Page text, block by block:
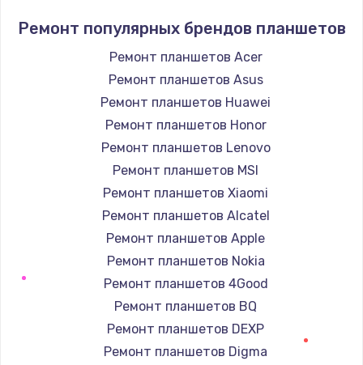
1400 руб.
Заказать
Восстановление после падения
Заказать
Пайка и ремонт платы брелка
Заказать
Программирование АТС
Заказать
Ремонт популярных брендов планшетов
Ремонт планшетов Acer
Ремонт планшетов Asus
Ремонт планшетов Huawei
Ремонт планшетов Honor
Ремонт планшетов Lenovo
Ремонт планшетов MSI
Ремонт планшетов Xiaomi
Ремонт планшетов Alcatel
Ремонт планшетов Apple
Ремонт планшетов Nokia
Ремонт планшетов 4Good
Ремонт планшетов BQ
Ремонт планшетов DEXP
Ремонт планшетов Digma